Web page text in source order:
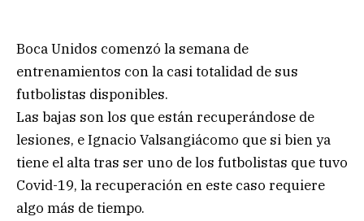
Boca Unidos comenzó la semana de
entrenamientos con la casi totalidad de sus
futbolistas disponibles.
Las bajas son los que están recuperándose de
lesiones, e Ignacio Valsangiácomo que si bien ya
tiene el alta tras ser uno de los futbolistas que tuvo
Covid-19, la recuperación en este caso requiere
algo más de tiempo.